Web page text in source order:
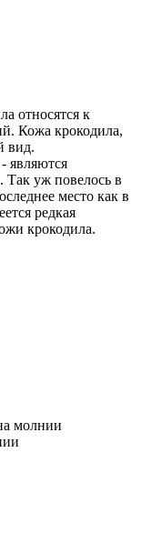
относятся к
Кожа крокодила,
вид.
являются
Так уж повелось в
место как в
редкая
крокодила.
молнии